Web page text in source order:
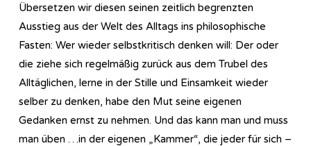
Übersetzen wir diesen seinen zeitlich begrenzten
Ausstieg aus der Welt des Alltags ins philosophische
Fasten: Wer wieder selbstkritisch denken will: Der oder
die ziehe sich regelmäßig zurück aus dem Trubel des
Alltäglichen, lerne in der Stille und Einsamkeit wieder
selber zu denken, habe den Mut seine eigenen
Gedanken ernst zu nehmen. Und das kann man und muss
man üben …in der eigenen „Kammer“, die jeder für sich –